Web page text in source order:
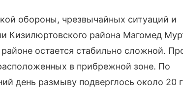
обороны, чрезвычайных ситуаций и
Кизилюртовского района Магомед
остается стабильно сложной.
в прибрежной зоне. По
день размыву подверглось около 20